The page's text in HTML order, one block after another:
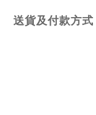
送貨及付款方式